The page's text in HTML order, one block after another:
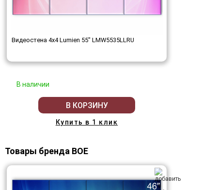
Видеостена 4x4 Lumien 55" LMW5535LLRU
В наличии
В КОРЗИНУ
Купить в 1 клик
Товары бренда BOE